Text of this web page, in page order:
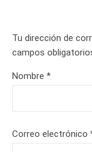
Tu dirección de
campos
Nombre *
Correo electrónico